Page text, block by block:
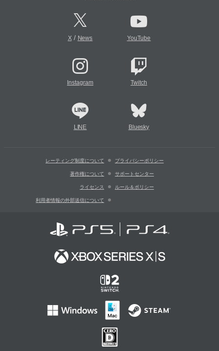
X/ News YouTube
Instagram Twitch
LINE Bluesky
レーティング制度について プライバシーポリシー
著作権について サポートセンター
ライセンス ルール＆ポリシー
利用者情報の外部送信について